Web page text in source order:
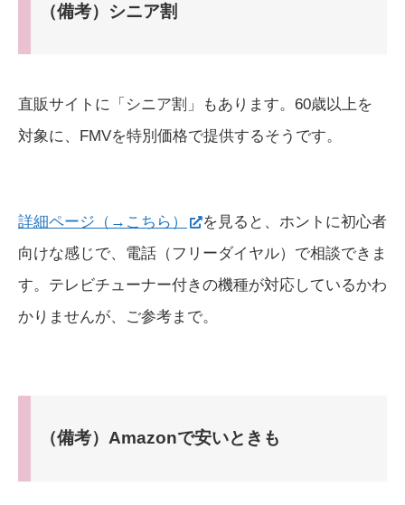
（備考）シニア割
直販サイトに「シニア割」もあります。60歳以上を
対象に、FMVを特別価格で提供するそうです。
詳細ページ（→こちら）
を見ると、ホントに初心者
向けな感じで、電話（フリーダイヤル）で相談できま
す。テレビチューナー付きの機種が対応しているかわ
かりませんが、ご参考まで。
（備考）Amazonで安いときも